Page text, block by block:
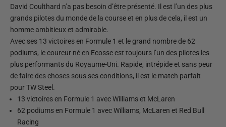
David Coulthard n’a pas besoin d’être présenté. Il est l’un des plus
grands pilotes du monde de la course et en plus de cela, il est un
homme ambitieux et admirable.
Avec ses 13 victoires en Formule 1 et le grand nombre de 62
podiums, le coureur né en Ecosse est toujours l’un des pilotes les
plus performants du Royaume-Uni. Rapide, intrépide et sans peur
de faire des choses sous ses conditions, il est le match parfait
pour TW Steel.
13 victoires en Formule 1 avec Williams et McLaren
62 podiums en Formule 1 avec Williams, McLaren et Red Bull
Racing